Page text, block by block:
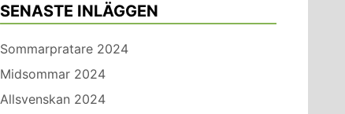
SENASTE INLÄGGEN
Sommarpratare 2024
Midsommar 2024
Allsvenskan 2024